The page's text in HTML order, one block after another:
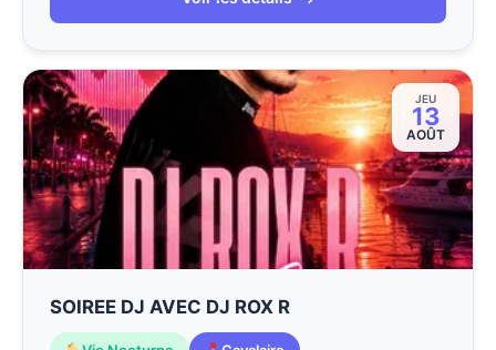
JEU
13
AOÛT
SOIREE DJ AVEC DJ ROX R